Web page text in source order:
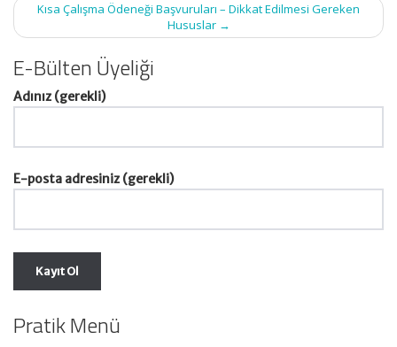
Kısa Çalışma Ödeneği Başvuruları – Dikkat Edilmesi Gereken
Hususlar →
E-Bülten Üyeliği
Adınız (gerekli)
E-posta adresiniz (gerekli)
Pratik Menü